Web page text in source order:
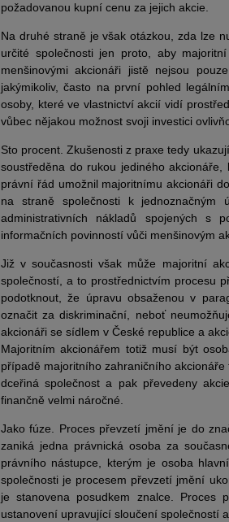
požadovanou kupní cenu za jejich akcie.
Na druhé straně je však otázkou, zda lze
určité společnosti jen proto, aby
menšinovými akcionáři jistě nejsou
jakýmikoliv, často na první pohled
osoby, které ve vlastnictví akcií vidí
vůbec nějakou možnost svoji investici
Sto procent. Zkušenosti z praxe tedy
soustředěna do rukou jediného
právní řád umožnil majoritnímu akcionáři
na straně společnosti k jednoznačným
administrativních nákladů spojených s
informačních povinností vůči menšinovým
Již v současnosti však může majoritní
společností, a to prostřednictvím procesu
podotknout, že úpravu obsaženou v
označit za diskriminační, neboť
akcionáři se sídlem v České republice a
Majoritním akcionářem totiž musí být
případě majoritního zahraničního
dceřiná společnost a pak převedeny
finančně velmi náročné.
Jako fúze. Proces převzetí jmění je do
zaniká jedna právnická osoba za
právního nástupce, kterým je osoba
společnosti je procesem převzetí jmění
je stanovena posudkem znalce. Proces
ustanovení upravující sloučení společností